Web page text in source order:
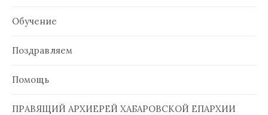
Обучение
Поздравляем
Помощь
ПРАВЯЩИЙ АРХИЕРЕЙ ХАБАРОВСКОЙ ЕПАРХИИ